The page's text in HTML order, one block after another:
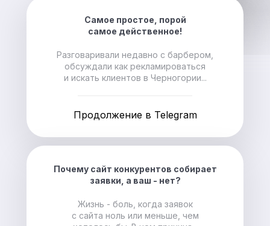
Самое простое, порой
самое действенное!
Разговаривали недавно с барбером,
обсуждали как рекламироваться
и искать клиентов в Черногории...
Продолжение в Telegram
Почему сайт конкурентов собирает
заявки, а ваш - нет?
Жизнь - боль, когда заявок
с сайта ноль или меньше, чем